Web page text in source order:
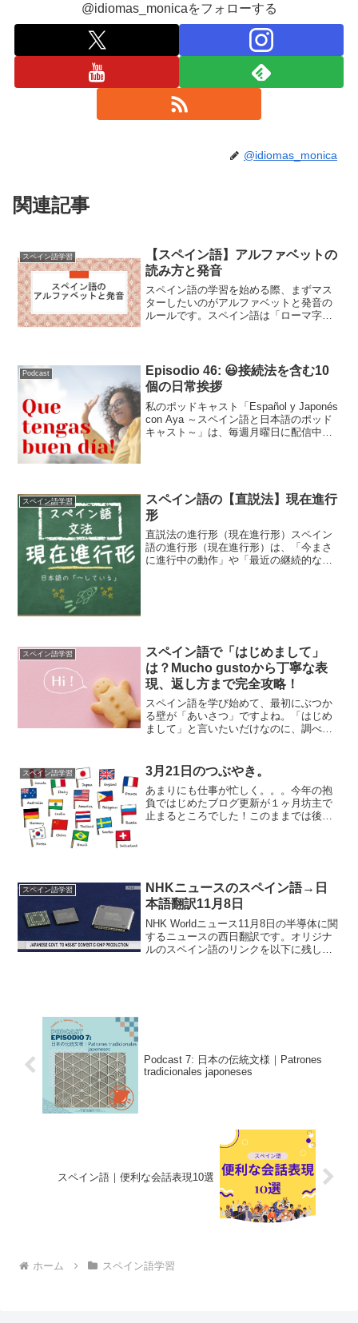
@idiomas_monicaをフォローする
@idiomas_monica
関連記事
スペイン語学習
【スペイン語】アルファベットの
読み方と発音
スペイン語の学習を始める際、まずマス
ターしたいのがアルファベットと発音の
ルールです。スペイン語は「ローマ字読
事のポイント： スペイン...
Podcast
Episodio 46: 😃接続法を含む10
個の日常挨拶
私のポッドキャスト「Español y Japonés
con Aya ～スペイン語と日本語のポッド
キャスト～」は、毎週月曜日に配信中で
スペイン語学習
スペイン語の【直説法】現在進行
形
直説法の進行形（現在進行形）スペイン
語の進行形（現在進行形）は、「今まさ
に進行中の動作」や「最近の継続的な行
スペイン語学習
スペイン語で「はじめまして」
は？Mucho gustoから丁寧な表
現、返し方まで完全攻略！
スペイン語を学び始めて、最初にぶつか
る壁が「あいさつ」ですよね。「はじめ
まして」と言いたいだけなのに、調べる
多いはず。この記事を読めば、シチュエ
ーションに合わせた最適な...
スペイン語学習 3月21日のつぶやき。
あまりにも仕事が忙しく。。。今年の抱
負ではじめたブログ更新が１ヶ月坊主で
止まるところでした！このままでは後悔
スペイン語学習
NHKニュースのスペイン語→日
本語翻訳11月8日
NHK Worldニュース11月8日の半導体に関
するニュースの西日翻訳です。オリジナ
ルのスペイン語のリンクを以下に残しま
Podcast 7: 日本の伝統文様｜Patrones
tradicionales japoneses
スペイン語｜便利な会話表現10選
ホーム スペイン語学習